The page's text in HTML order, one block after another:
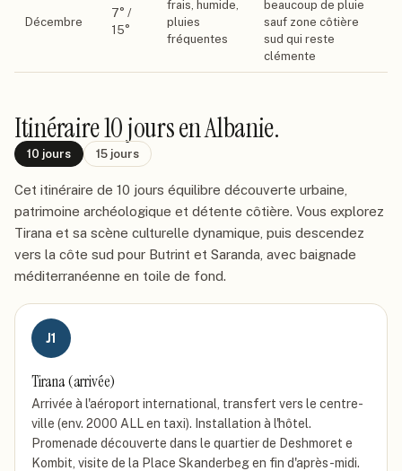
Décembre
7° /
15°
frais, humide,
pluies
fréquentes
beaucoup de pluie
sauf zone côtière
sud qui reste
clémente
Itinéraire10 joursen Albanie.
10 jours 15 jours
Cet itinéraire de 10 jours équilibre découverte urbaine,
patrimoine archéologique et détente côtière. Vous explorez
Tirana et sa scène culturelle dynamique, puis descendez
vers la côte sud pour Butrint et Saranda, avec baignade
méditerranéenne en toile de fond.
J1
Tirana (arrivée)
Arrivée à l'aéroport international, transfert vers le centre-
ville (env. 2000 ALL en taxi). Installation à l'hôtel.
Promenade découverte dans le quartier de Deshmoret e
Kombit, visite de la Place Skanderbeg en fin d'après-midi.